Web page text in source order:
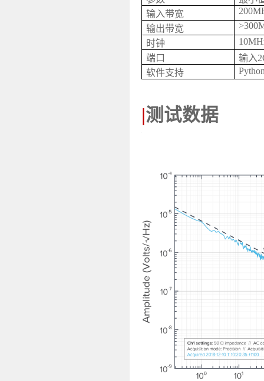
输入带宽
输出带宽
时钟
端口
输入
软件支持
测试数据